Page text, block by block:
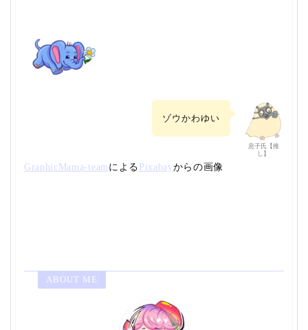
息子氏【推
し】
ゾウかわゆい
GraphicMama-team による Pixabayからの画像
ABOUT ME